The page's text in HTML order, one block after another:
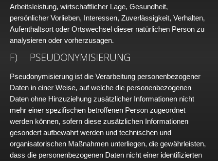
Arbeitsleistung, wirtschaftlicher Lage, Gesundheit,
persönlicher Vorlieben, Interessen, Zuverlässigkeit, Verhalten,
Aufenthaltsort oder Ortswechsel dieser natürlichen Person zu
analysieren oder vorherzusagen.
F) PSEUDONYMISIERUNG
Pseudonymisierung ist die Verarbeitung personenbezogener
Daten in einer Weise, auf welche die personenbezogenen
Daten ohne Hinzuziehung zusätzlicher Informationen nicht
mehr einer spezifischen betroffenen Person zugeordnet
werden können, sofern diese zusätzlichen Informationen
gesondert aufbewahrt werden und technischen und
organisatorischen Maßnahmen unterliegen, die gewährleisten,
dass die personenbezogenen Daten nicht einer identifizierten